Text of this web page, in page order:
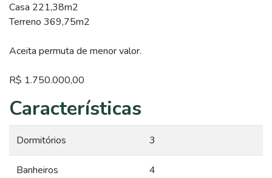
Casa 221,38m2
Terreno 369,75m2
Aceita permuta de menor valor.
R$ 1.750.000,00
Características
Dormitórios 3
Banheiros 4